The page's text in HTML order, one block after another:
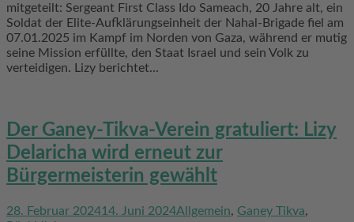
mitgeteilt: Sergeant First Class Ido Sameach, 20 Jahre alt, ein
Soldat der Elite-Aufklärungseinheit der Nahal-Brigade fiel am
07.01.2025 im Kampf im Norden von Gaza, während er mutig
seine Mission erfüllte, den Staat Israel und sein Volk zu
verteidigen. Lizy berichtet...
Der Ganey-Tikva-Verein gratuliert: Lizy
Delaricha wird erneut zur
Bürgermeisterin gewählt
28. Februar 202414. Juni 2024Allgemein, Ganey Tikva,